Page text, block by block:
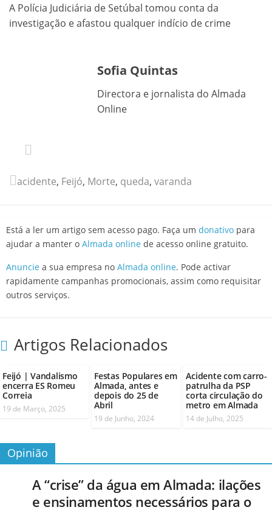
A Polícia Judiciária de Setúbal tomou conta da
investigação e afastou qualquer indício de crime
Sofia Quintas
Directora e jornalista do Almada
Online
acidente, Feijó, Morte, queda, varanda
Está a ler um artigo sem acesso pago. Faça um donativo para
ajudar a manter o Almada online de acesso online gratuito.
Anuncie a sua empresa no Almada online. Pode activar
rapidamente campanhas promocionais, assim como requisitar
outros serviços.
Artigos Relacionados
Feijó | Vandalismo
encerra ES Romeu
Correia
19 de Março, 2025
Festas Populares em
Almada, antes e
depois do 25 de
Abril
19 de Junho, 2024
Acidente com carro-
patrulha da PSP
corta circulação do
metro em Almada
14 de Julho, 2025
Opinião
A “crise” da água em Almada: ilações
e ensinamentos necessários para o